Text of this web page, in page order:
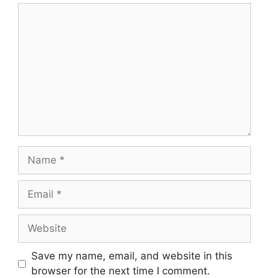
Name
Email
Website
Save my name, email, and website in this
browser for the next time I comment.